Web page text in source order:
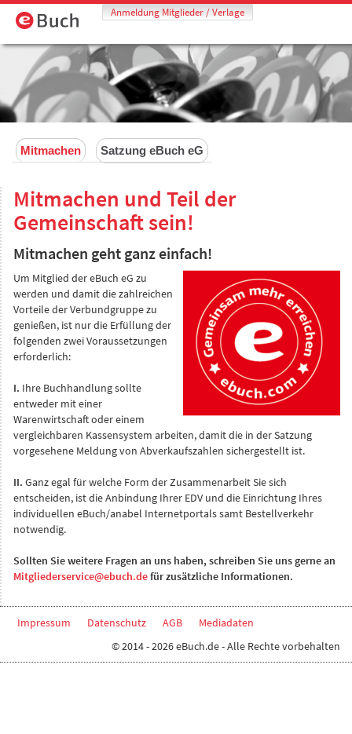
Anmeldung Mitglieder / Verlage
Mitmachen Satzung eBuch eG
Mitmachen und Teil der
Gemeinschaft sein!
Mitmachen geht ganz einfach!
Um Mitglied der eBuch eG zu
werden und damit die zahlreichen
Vorteile der Verbundgruppe zu
genießen, ist nur die Erfüllung der
folgenden zwei Voraussetzungen
erforderlich:
I. Ihre Buchhandlung sollte
entweder mit einer
Warenwirtschaft oder einem
vergleichbaren Kassensystem arbeiten, damit die in der Satzung
vorgesehene Meldung von Abverkaufszahlen sichergestellt ist.
II. Ganz egal für welche Form der Zusammenarbeit Sie sich
entscheiden, ist die Anbindung Ihrer EDV und die Einrichtung Ihres
individuellen eBuch/anabel Internetportals samt Bestellverkehr
notwendig.
Sollten Sie weitere Fragen an uns haben, schreiben Sie uns gerne an
Mitgliederservice@ebuch.defür zusätzliche Informationen.
Impressum Datenschutz AGB
Mediadaten
© 2014 - 2026 eBuch.de - Alle Rechte vorbehalten